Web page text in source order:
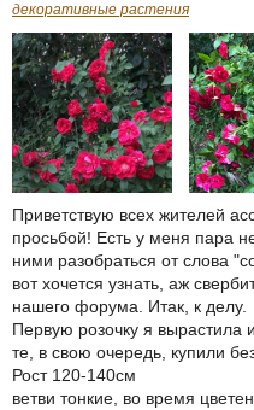
декоративные растения
Приветствую всех жителей
просьбой! Есть у меня пара
ними разобраться от слова
вот хочется узнать, аж
нашего форума. Итак, к делу.
Первую розочку я вырастила
те, в свою очередь, купили
Рост 120-140см
ветви тонкие, во время